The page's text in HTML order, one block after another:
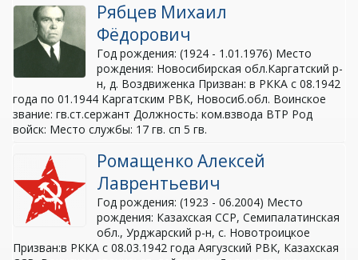
Рябцев Михаил
Фёдорович
Год рождения: (1924 - 1.01.1976) Место
рождения: Новосибирская обл.Каргатский р-
н, д. Воздвиженка Призван: в РККА с 08.1942
года по 01.1944 Каргатским РВК, Новосиб.обл. Воинское
звание: гв.ст.сержант Должность: ком.взвода ВТР Род
войск: Место службы: 17 гв. сп 5 гв.
Ромащенко Алексей
Лаврентьевич
Год рождения: (1923 - 06.2004) Место
рождения: Казахская ССР, Семипалатинская
обл., Урджарский р-н, с. Новотроицкое
Призван:в РККА с 08.03.1942 года Аягузский РВК, Казахская